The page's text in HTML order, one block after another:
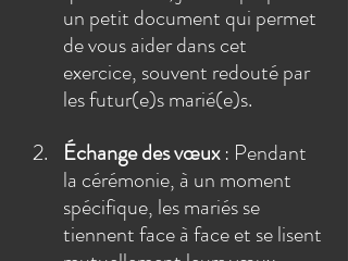
un petit document qui permet
de vous aider dans cet
exercice, souvent redouté par
les futur(e)s marié(e)s.
Échange des vœux : Pendant
la cérémonie, à un moment
spécifique, les mariés se
tiennent face à face et se lisent